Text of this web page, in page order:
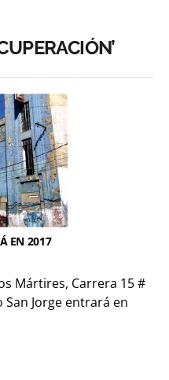
EN 2017
Mártires, Carrera 15 #
Jorge entrará en